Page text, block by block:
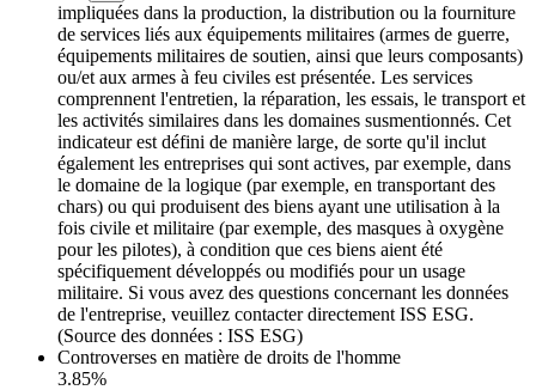
impliquées dans la production, la distribution ou la fourniture
de services liés aux équipements militaires (armes de guerre,
équipements militaires de soutien, ainsi que leurs composants)
ou/et aux armes à feu civiles est présentée. Les services
comprennent l'entretien, la réparation, les essais, le transport et
les activités similaires dans les domaines susmentionnés. Cet
indicateur est défini de manière large, de sorte qu'il inclut
également les entreprises qui sont actives, par exemple, dans
le domaine de la logique (par exemple, en transportant des
chars) ou qui produisent des biens ayant une utilisation à la
fois civile et militaire (par exemple, des masques à oxygène
pour les pilotes), à condition que ces biens aient été
spécifiquement développés ou modifiés pour un usage
militaire. Si vous avez des questions concernant les données
de l'entreprise, veuillez contacter directement ISS ESG.
(Source des données : ISS ESG)
Controverses en matière de droits de l'homme
3.85%